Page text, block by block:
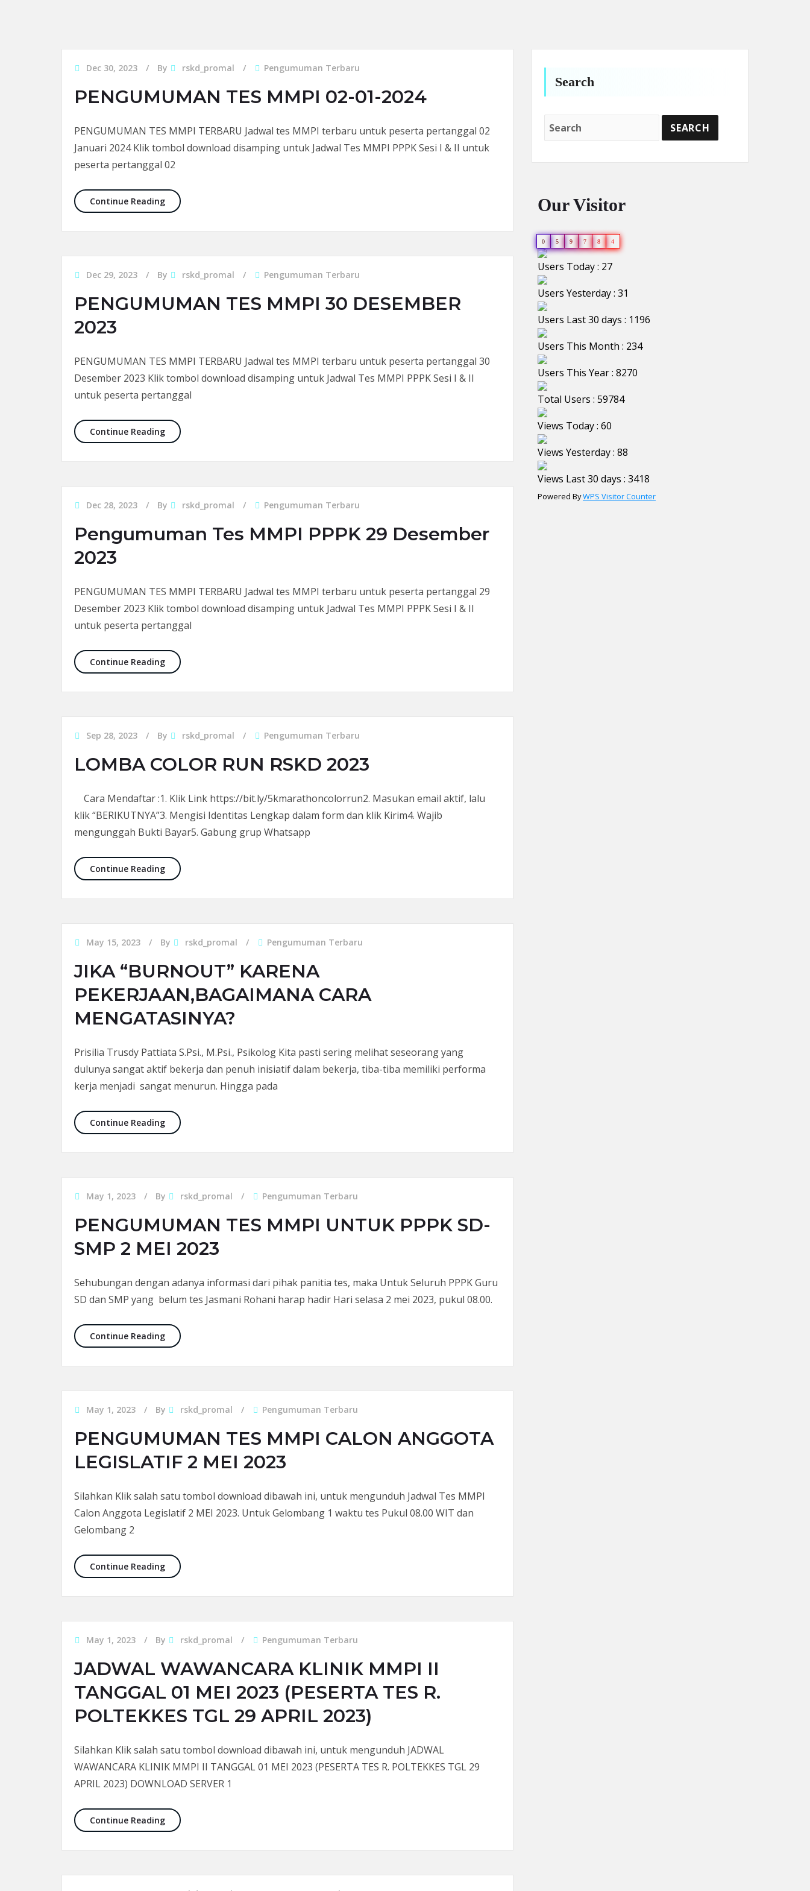
Dec 30, 2023 By rskd_promal Pengumuman Terbaru
PENGUMUMAN TES MMPI 02-01-2024
PENGUMUMAN TES MMPI TERBARU Jadwal tes MMPI terbaru untuk peserta pertanggal 02
Januari 2024 Klik tombol download disamping untuk Jadwal Tes MMPI PPPK Sesi I & II untuk
peserta pertanggal 02
Continue ReadingPENGUMUMAN TES MMPI 02-01-2024
Dec 29, 2023 By rskd_promal Pengumuman Terbaru
PENGUMUMAN TES MMPI 30 DESEMBER
2023
PENGUMUMAN TES MMPI TERBARU Jadwal tes MMPI terbaru untuk peserta pertanggal 30
Desember 2023 Klik tombol download disamping untuk Jadwal Tes MMPI PPPK Sesi I & II
untuk peserta pertanggal
Continue ReadingPENGUMUMAN TES MMPI 30 DESEMBER 2023
Dec 28, 2023 By rskd_promal Pengumuman Terbaru
Pengumuman Tes MMPI PPPK 29 Desember
2023
PENGUMUMAN TES MMPI TERBARU Jadwal tes MMPI terbaru untuk peserta pertanggal 29
Desember 2023 Klik tombol download disamping untuk Jadwal Tes MMPI PPPK Sesi I & II
untuk peserta pertanggal
Continue ReadingPengumuman Tes MMPI PPPK 29 Desember 2023
Sep 28, 2023 By rskd_promal Pengumuman Terbaru
LOMBA COLOR RUN RSKD 2023
Cara Mendaftar :1. Klik Link https://bit.ly/5kmarathoncolorrun2. Masukan email aktif, lalu
klik “BERIKUTNYA”3. Mengisi Identitas Lengkap dalam form dan klik Kirim4. Wajib
mengunggah Bukti Bayar5. Gabung grup Whatsapp
Continue ReadingLOMBA COLOR RUN RSKD 2023
May 15, 2023 By rskd_promal Pengumuman Terbaru
JIKA “BURNOUT” KARENA
PEKERJAAN,BAGAIMANA CARA
MENGATASINYA?
Prisilia Trusdy Pattiata S.Psi., M.Psi., Psikolog Kita pasti sering melihat seseorang yang
dulunya sangat aktif bekerja dan penuh inisiatif dalam bekerja, tiba-tiba memiliki performa
kerja menjadi sangat menurun. Hingga pada
Continue ReadingJIKA “BURNOUT” KARENA PEKERJAAN,BAGAIMANA CARA MENGATASINYA?
May 1, 2023 By rskd_promal Pengumuman Terbaru
PENGUMUMAN TES MMPI UNTUK PPPK SD-
SMP 2 MEI 2023
Sehubungan dengan adanya informasi dari pihak panitia tes, maka Untuk Seluruh PPPK Guru
SD dan SMP yang belum tes Jasmani Rohani harap hadir Hari selasa 2 mei 2023, pukul 08.00.
Continue ReadingPENGUMUMAN TES MMPI UNTUK PPPK SD-SMP 2 MEI 2023
May 1, 2023 By rskd_promal Pengumuman Terbaru
PENGUMUMAN TES MMPI CALON ANGGOTA
LEGISLATIF 2 MEI 2023
Silahkan Klik salah satu tombol download dibawah ini, untuk mengunduh Jadwal Tes MMPI
Calon Anggota Legislatif 2 MEI 2023. Untuk Gelombang 1 waktu tes Pukul 08.00 WIT dan
Gelombang 2
Continue ReadingPENGUMUMAN TES MMPI CALON ANGGOTA LEGISLATIF 2 MEI 2023
May 1, 2023 By rskd_promal Pengumuman Terbaru
JADWAL WAWANCARA KLINIK MMPI II
TANGGAL 01 MEI 2023 (PESERTA TES R.
POLTEKKES TGL 29 APRIL 2023)
Silahkan Klik salah satu tombol download dibawah ini, untuk mengunduh JADWAL
WAWANCARA KLINIK MMPI II TANGGAL 01 MEI 2023 (PESERTA TES R. POLTEKKES TGL 29
APRIL 2023) DOWNLOAD SERVER 1
Continue ReadingJADWAL WAWANCARA KLINIK MMPI II TANGGAL 01 MEI 2023 (PESERTA TES R. POLTEKKES TGL 29 APRIL 2023)
Search
Our Visitor
0 5 9 7 8 4
Users Today : 27
Users Yesterday : 31
Users Last 30 days : 1196
Users This Month : 234
Users This Year : 8270
Total Users : 59784
Views Today : 60
Views Yesterday : 88
Views Last 30 days : 3418
Powered ByWPS Visitor Counter